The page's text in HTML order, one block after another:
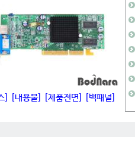
] [내용물] [제품전면] [백패널]